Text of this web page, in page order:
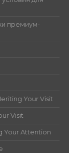
премиум-
Your Visit
Visit
Your Attention